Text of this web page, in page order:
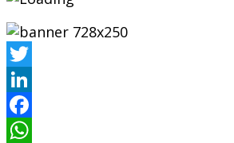
Twitter
LinkedIn
Facebook